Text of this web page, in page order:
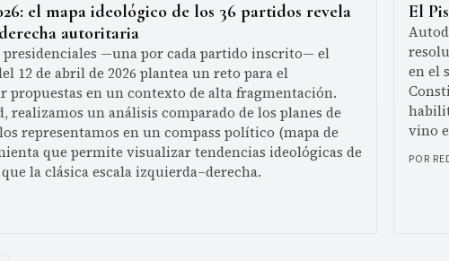
el mapa ideológico de los 36 partidos revela
autoritaria
presidenciales —una por cada partido inscrito— el
12 de abril de 2026 plantea un reto para el
propuestas en un contexto de alta fragmentación.
realizamos un análisis comparado de los planes de
representamos en un compass político (mapa de
que permite visualizar tendencias ideológicas de
la clásica escala izquierda–derecha.
El
en el
vino
POR